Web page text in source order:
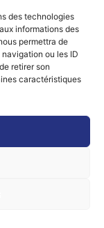
des technologies
informations des
permettra de
ou les ID
retirer son
caractéristiques
jours fériés.
légales